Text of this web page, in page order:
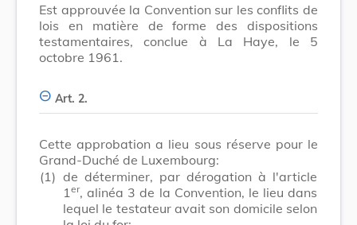
Est approuvée la Convention sur les conflits de
lois en matière de forme des dispositions
testamentaires, conclue à La Haye, le 5
octobre 1961.
Art. 2.
Cette approbation a lieu sous réserve pour le
Grand-Duché de Luxembourg:
(1) de déterminer, par dérogation à l'article
1 er, alinéa 3 de la Convention, le lieu dans
lequel le testateur avait son domicile selon